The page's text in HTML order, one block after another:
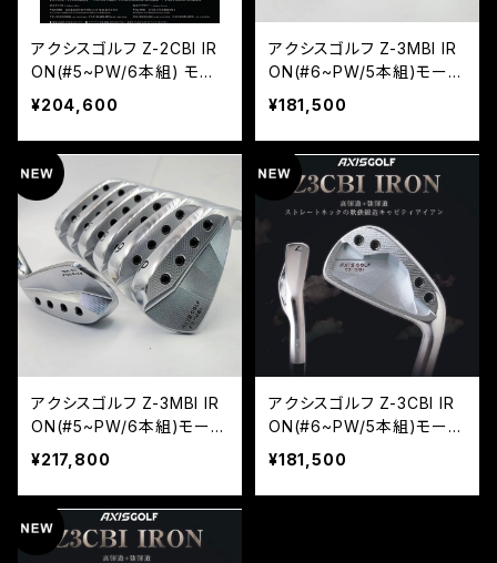
アクシスゴルフ Z-2CBI IR
ON(#5~PW/6本組) モー
ダス105
¥204,600
アクシスゴルフ Z-3MBI IR
ON(#6~PW/5本組)モーダ
ス105
¥181,500
アクシスゴルフ Z-3MBI IR
ON(#5~PW/6本組)モーダ
ス105
¥217,800
アクシスゴルフ Z-3CBI IR
ON(#6~PW/5本組)モーダ
ス105
¥181,500